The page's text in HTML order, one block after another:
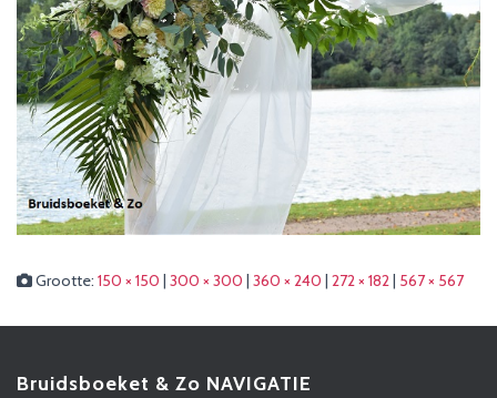
Grootte: 150 × 150 | 300 × 300 | 360 × 240 | 272 × 182| 567 × 567
Bruidsboeket & Zo NAVIGATIE